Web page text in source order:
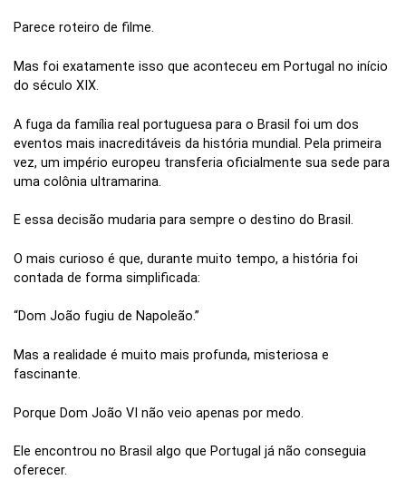
Parece roteiro de filme.
Mas foi exatamente isso que aconteceu em Portugal no início
do século XIX.
A fuga da família real portuguesa para o Brasil foi um dos
eventos mais inacreditáveis da história mundial. Pela primeira
vez, um império europeu transferia oficialmente sua sede para
uma colônia ultramarina.
E essa decisão mudaria para sempre o destino do Brasil.
O mais curioso é que, durante muito tempo, a história foi
contada de forma simplificada:
“Dom João fugiu de Napoleão.”
Mas a realidade é muito mais profunda, misteriosa e
fascinante.
Porque Dom João VI não veio apenas por medo.
Ele encontrou no Brasil algo que Portugal já não conseguia
oferecer.